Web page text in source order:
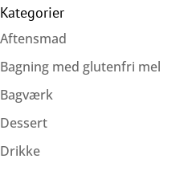
Kategorier
Aftensmad
Bagning med glutenfri mel
Bagværk
Dessert
Drikke